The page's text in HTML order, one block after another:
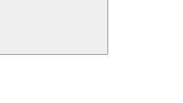
Buscar